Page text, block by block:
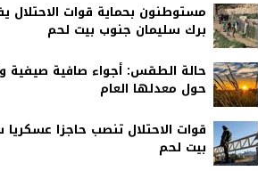
مستوطنون بحماية قوات الاحتلال
برك سليمان جنوب بيت لحم
حالة الطقس: أجواء صافية صيفية
حول معدلها العام
قوات الاحتلال تنصب حاجزا
بيت لحم